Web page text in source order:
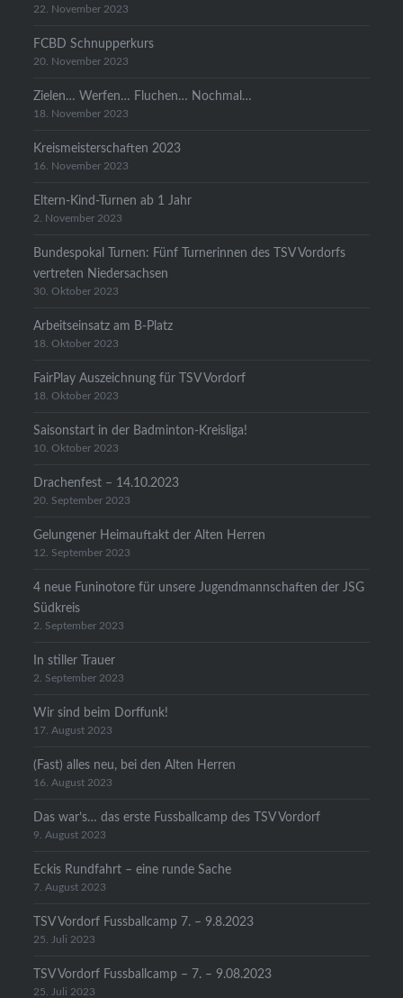
22. November 2023
FCBD Schnupperkurs
20. November 2023
Zielen… Werfen… Fluchen… Nochmal…
18. November 2023
Kreismeisterschaften 2023
16. November 2023
Eltern-Kind-Turnen ab 1 Jahr
2. November 2023
Bundespokal Turnen: Fünf Turnerinnen des TSV Vordorfs
vertreten Niedersachsen
30. Oktober 2023
Arbeitseinsatz am B-Platz
18. Oktober 2023
FairPlay Auszeichnung für TSV Vordorf
18. Oktober 2023
Saisonstart in der Badminton-Kreisliga!
10. Oktober 2023
Drachenfest – 14.10.2023
20. September 2023
Gelungener Heimauftakt der Alten Herren
12. September 2023
4 neue Funinotore für unsere Jugendmannschaften der JSG
Südkreis
2. September 2023
In stiller Trauer
2. September 2023
Wir sind beim Dorffunk!
17. August 2023
(Fast) alles neu, bei den Alten Herren
16. August 2023
Das war’s… das erste Fussballcamp des TSV Vordorf
9. August 2023
Eckis Rundfahrt – eine runde Sache
7. August 2023
TSV Vordorf Fussballcamp 7. – 9.8.2023
25. Juli 2023
TSV Vordorf Fussballcamp – 7. – 9.08.2023
25. Juli 2023